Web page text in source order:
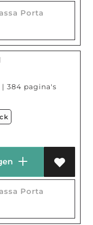
Porta
| 384 pagina's
Porta